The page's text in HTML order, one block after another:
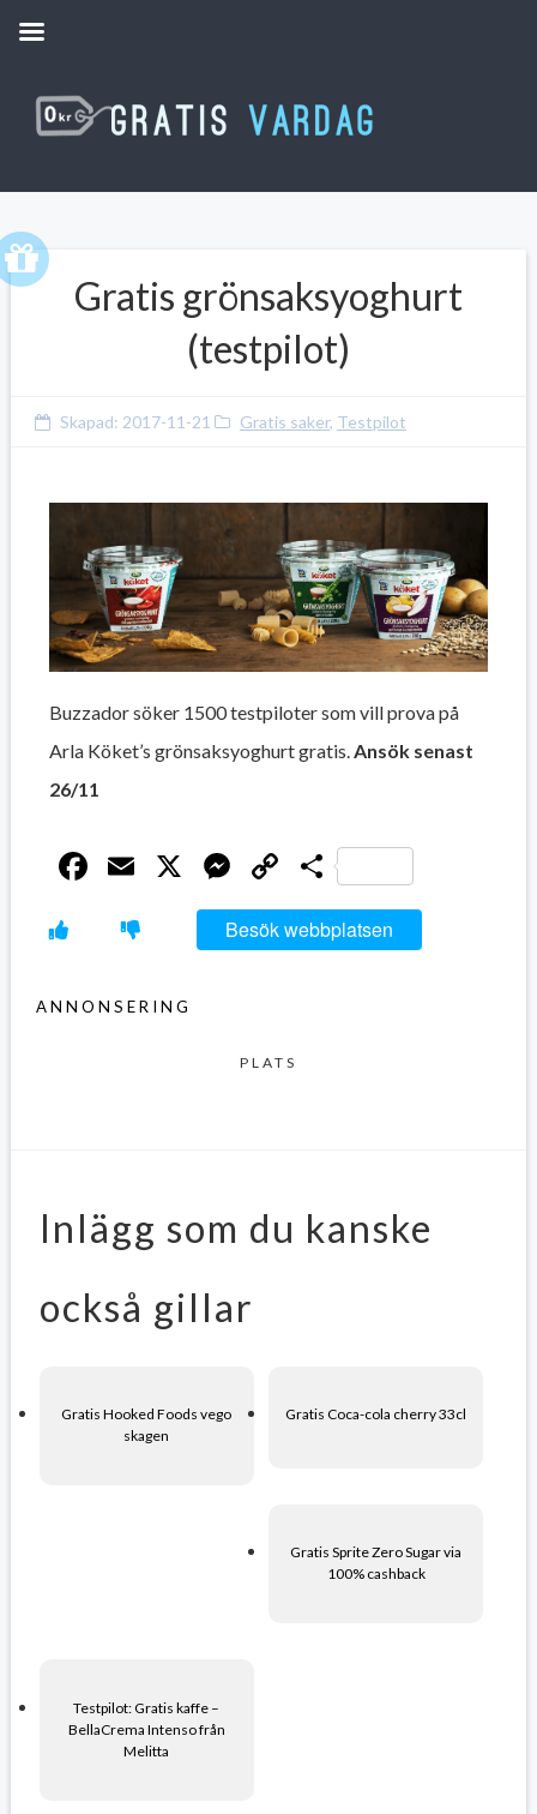
Gratis grönsaksyoghurt
(testpilot)
Skapad: 2017-11-21 Gratis saker, Testpilot
Buzzador söker 1500 testpiloter som vill prova på
Arla Köket’s grönsaksyoghurt gratis. Ansök senast
26/11
Facebook
Email
X Messenger
Copy
Link
Dela
Besök webbplatsen
ANNONSERING
PLATS
Inlägg som du kanske
också gillar
Gratis Hooked Foods vego
skagen
Gratis Coca-cola cherry 33cl
Gratis Sprite Zero Sugar via
100% cashback
Testpilot: Gratis kaffe –
BellaCrema Intenso från
Melitta